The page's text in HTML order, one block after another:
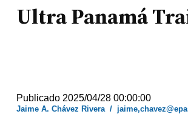
Ultra Panamá
Publicado 2025/04/28 00:00:00
Jaime A. Chávez Rivera/